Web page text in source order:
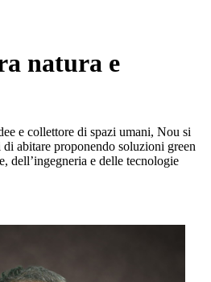
natura e
e collettore di spazi umani, Nou si
abitare proponendo soluzioni green
dell’ingegneria e delle tecnologie